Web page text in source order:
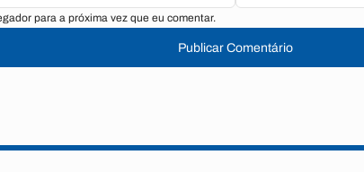
para a próxima vez que eu comentar.
Publicar Comentário